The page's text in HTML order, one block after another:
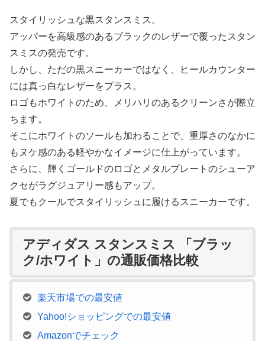
スタイリッシュな黒スタンスミス。
アッパーを高級感のあるブラックのレザーで覆ったスタン
スミスの発売です。
しかし、ただの黒スニーカーではなく、ヒールカウンター
には真っ白なレザーをプラス。
ロゴもホワイトのため、メリハリのあるクリーンさが際立
ちます。
そこにホワイトのソールも加わることで、重厚さのなかに
もヌケ感のある軽やかなイメージに仕上がっています。
さらに、輝くゴールドのロゴとメタルプレートのシューア
クセがラグジュアリー感もアップ。
夏でもクールでスタイリッシュに履けるスニーカーです。
アディダス スタンスミス 「ブラッ
ク/ホワイト」の通販価格比較
楽天市場での最安値
Yahoo!ショッピングでの最安値
Amazonでチェック